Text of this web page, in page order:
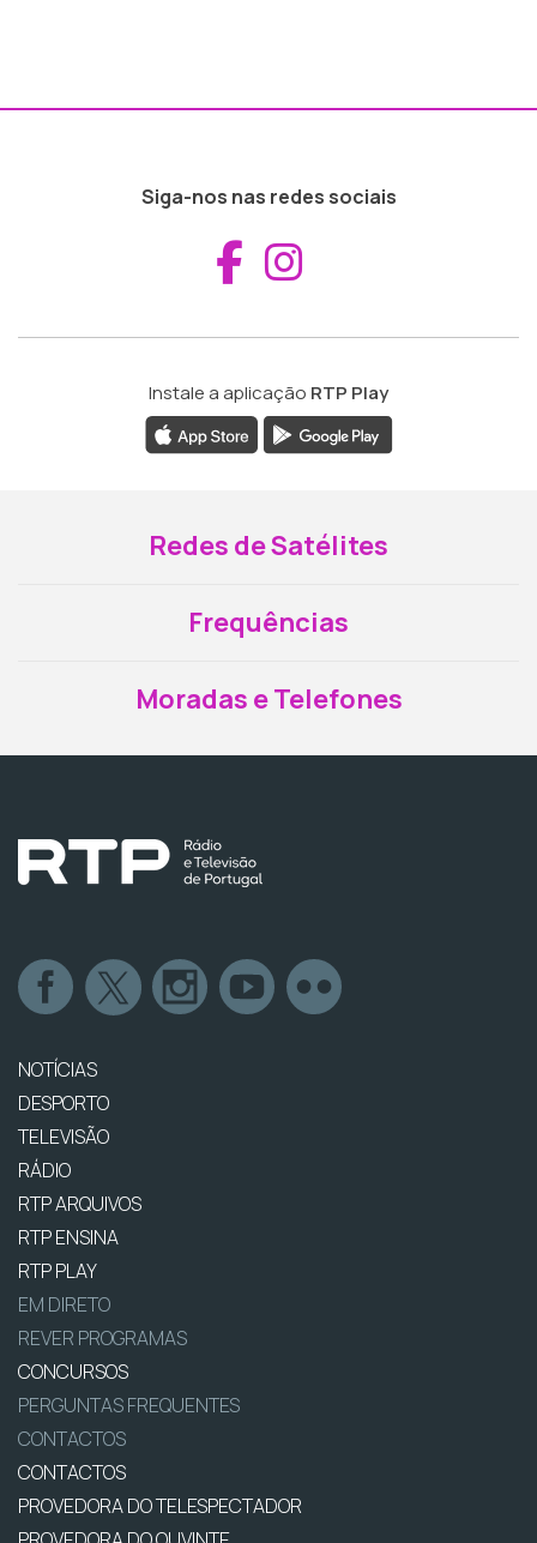
Siga-nos nas redes sociais
Aceder ao
Instale a aplicação RTP Play
Redes de Satélites
Frequências
Moradas e Telefones
NOTÍCIAS
DESPORTO
TELEVISÃO
RÁDIO
RTP ARQUIVOS
RTP ENSINA
RTP PLAY
EM DIRETO
REVER PROGRAMAS
CONCURSOS
PERGUNTAS FREQUENTES
CONTACTOS
CONTACTOS
PROVEDORA DO TELESPECTADOR